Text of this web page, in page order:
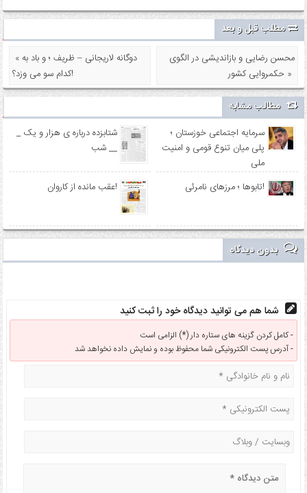
مطلب قبل و بعد
محسن رضایی و بازاندیشی در الگوی
حکمروایی کشور »
« دوگانه لاریجانی – ظریف ؛ و باد به
کدام سو می وزد؟!
مطالب مشابه
سرمایه اجتماعی خوزستان ؛
پلی میان تنوع قومی و امنیت
ملی
_ شتابزده درباره ی هزار و یک
شب __
تابوها ؛ مرزهای نامرئی! عقب مانده از کاروان!
بدون دیدگاه
کامل کردن گزینه های ستاره دار (*) الزامی است -
آدرس پست الکترونیکی شما محفوظ بوده و نمایش داده نخواهد شد -